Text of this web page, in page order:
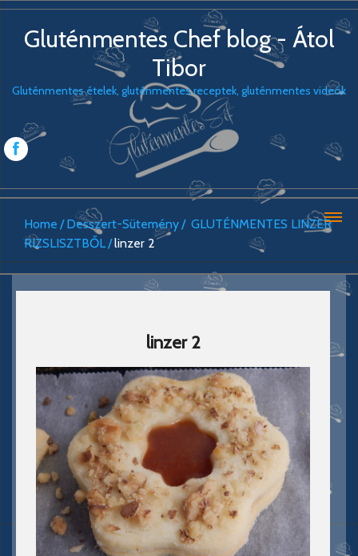
Gluténmentes Chef blog - Átol
Tibor
Gluténmentes ételek, gluténmentes receptek, gluténmentes videók
Home Desszert-Sütemény
GLUTÉNMENTES LINZER
RIZSLISZTBŐL linzer 2
linzer 2